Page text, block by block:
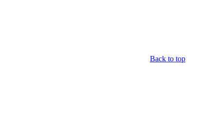
Back to top